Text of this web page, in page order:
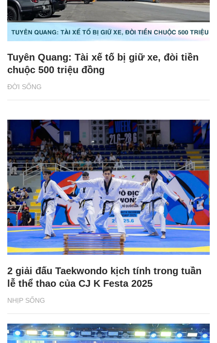
ĐỜI SỐNG
Tuyên Quang: Tài xế tố bị giữ xe, đòi tiền
chuộc 500 triệu đồng
NHỊP SỐNG
2 giải đấu Taekwondo kịch tính trong tuần
lễ thể thao của CJ K Festa 2025